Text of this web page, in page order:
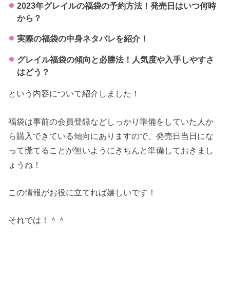
2023年グレイルの福袋の予約方法！発売日はいつ何時
から？
実際の福袋の中身ネタバレを紹介！
グレイル福袋の傾向と必勝法！人気度や入手しやすさ
はどう？
という内容について紹介しました！
福袋は事前の会員登録などしっかり準備をしていた人か
ら購入できている傾向にありますので、発売日当日にな
って慌てることが無いようにきちんと準備しておきまし
ょうね！
この情報がお役に立てれば嬉しいです！
それでは！＾＾